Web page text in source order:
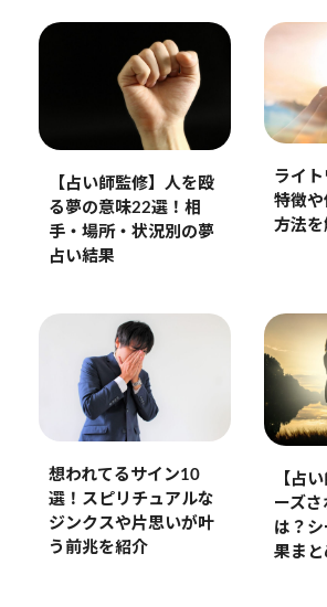
【占い師監修】人を殴
る夢の意味22選！相
手・場所・状況別の夢
占い結果
ライト
特徴や
方法を
想われてるサイン10
選！スピリチュアルな
ジンクスや片思いが叶
う前兆を紹介
【占
ーズさ
は？
果まと